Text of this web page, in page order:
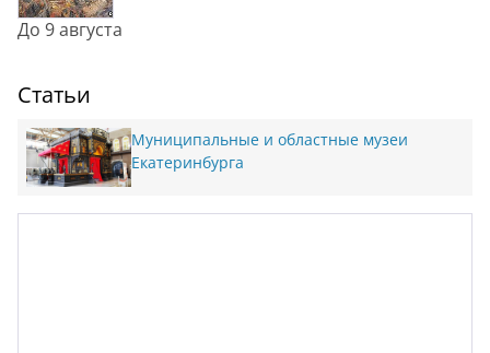
До 9 августа
Статьи
Муниципальные и областные музеи
Екатеринбурга